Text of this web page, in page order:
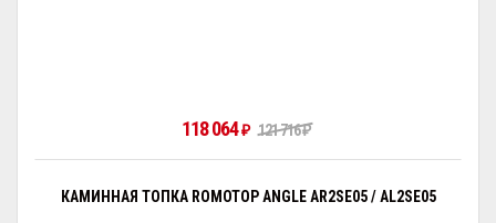
118 064 ₽ 121 716₽
КАМИННАЯ ТОПКА ROMOTOP ANGLE AR2SE05 / AL2SE05